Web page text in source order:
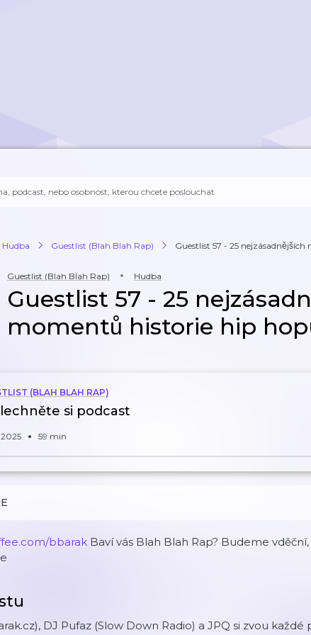
Hudba Guestlist (Blah Blah Rap) Guestlist 57 - 25 nejzásadnějších
Guestlist (Blah Blah Rap) Hudba
Guestlist 57 - 25
momentů historie hip
(BLAH BLAH RAP)
si podcast
2025 59 min
bbarak Baví vás Blah Blah Rap? Budeme
DJ Pufaz (Slow Down Radio) a JPQ si zvou každé